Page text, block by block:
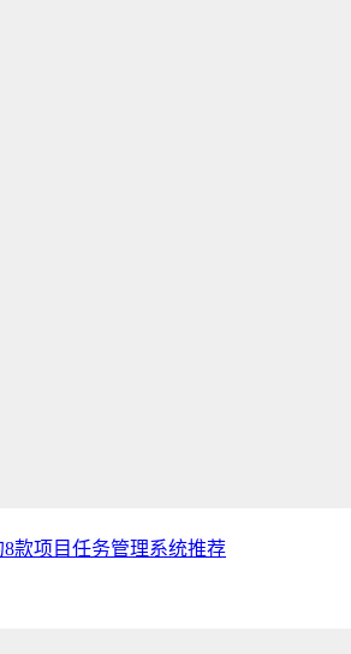
款项目任务管理系统推荐